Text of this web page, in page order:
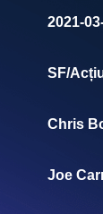
2021-
SF/
Chris
Joe